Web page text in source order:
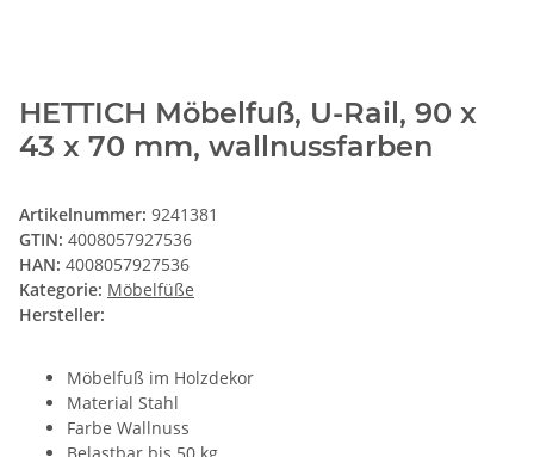
HETTICH Möbelfuß, U-Rail, 90 x
43 x 70 mm, wallnussfarben
Artikelnummer: 9241381
GTIN: 4008057927536
HAN: 4008057927536
Kategorie: Möbelfüße
Hersteller:
Möbelfuß im Holzdekor
Material Stahl
Farbe Wallnuss